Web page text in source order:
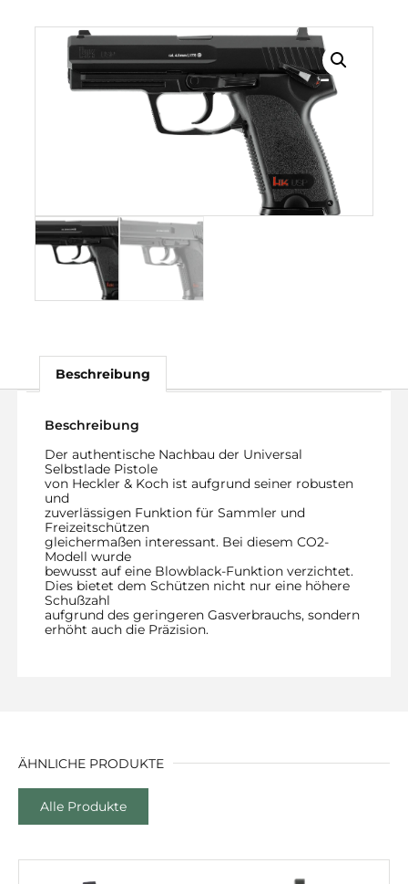
Beschreibung
Beschreibung
Der authentische Nachbau der Universal
Selbstlade Pistole
von Heckler & Koch ist aufgrund seiner robusten
und
zuverlässigen Funktion für Sammler und
Freizeitschützen
gleichermaßen interessant. Bei diesem CO2-
Modell wurde
bewusst auf eine Blowblack-Funktion verzichtet.
Dies bietet dem Schützen nicht nur eine höhere
Schußzahl
aufgrund des geringeren Gasverbrauchs, sondern
erhöht auch die Präzision.
ÄHNLICHE PRODUKTE
Alle Produkte